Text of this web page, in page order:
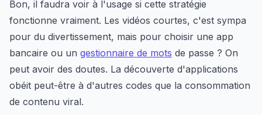
Bon, il faudra voir à l'usage si cette stratégie
fonctionne vraiment. Les vidéos courtes, c'est sympa
pour du divertissement, mais pour choisir une app
bancaire ou un gestionnaire de mots de passe ? On
peut avoir des doutes. La découverte d'applications
obéit peut-être à d'autres codes que la consommation
de contenu viral.